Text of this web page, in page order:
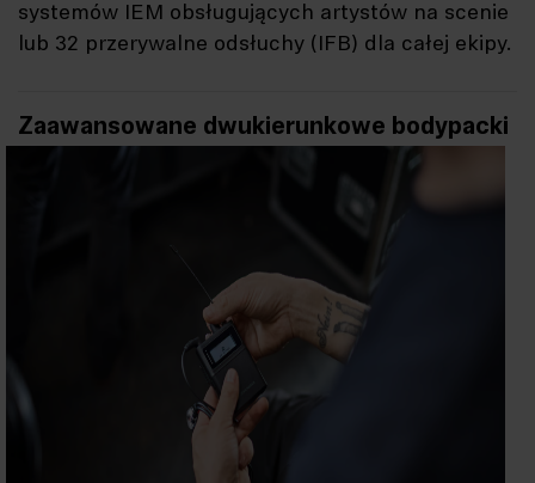
systemów IEM obsługujących artystów na scenie
lub 32 przerywalne odsłuchy (IFB) dla całej ekipy.
Zaawansowane dwukierunkowe bodypacki